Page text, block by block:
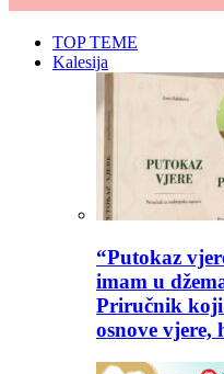
TOP TEME
Kalesija
“Putokaz
imam u
Priručnik koji
osnove